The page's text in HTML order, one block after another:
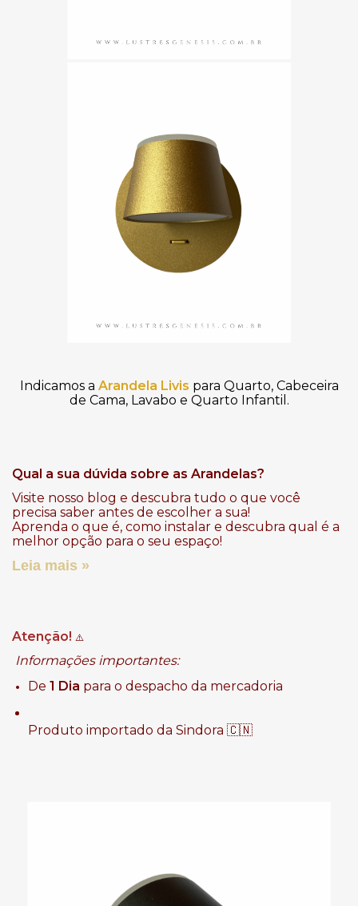
Indicamos a Arandela Livis para Quarto, Cabeceira
de Cama, Lavabo e Quarto Infantil.
Qual a sua dúvida sobre as Arandelas?
Visite nosso blog e descubra tudo o que você
precisa saber antes de escolher a sua!
Aprenda o que é, como instalar e descubra qual é a
melhor opção para o seu espaço!
Leia mais »
Atenção! ⚠️
Informações importantes:
De 1 Dia para o despacho da mercadoria
Produto importado da Sindora 🇨🇳